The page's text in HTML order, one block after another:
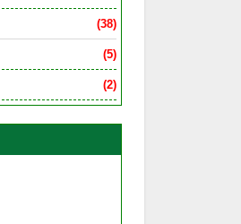
(38)
(5)
(2)